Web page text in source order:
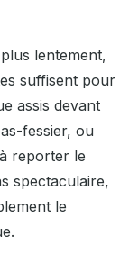
lentement,
suffisent pour
assis devant
fessier, ou
reporter le
spectaculaire,
le